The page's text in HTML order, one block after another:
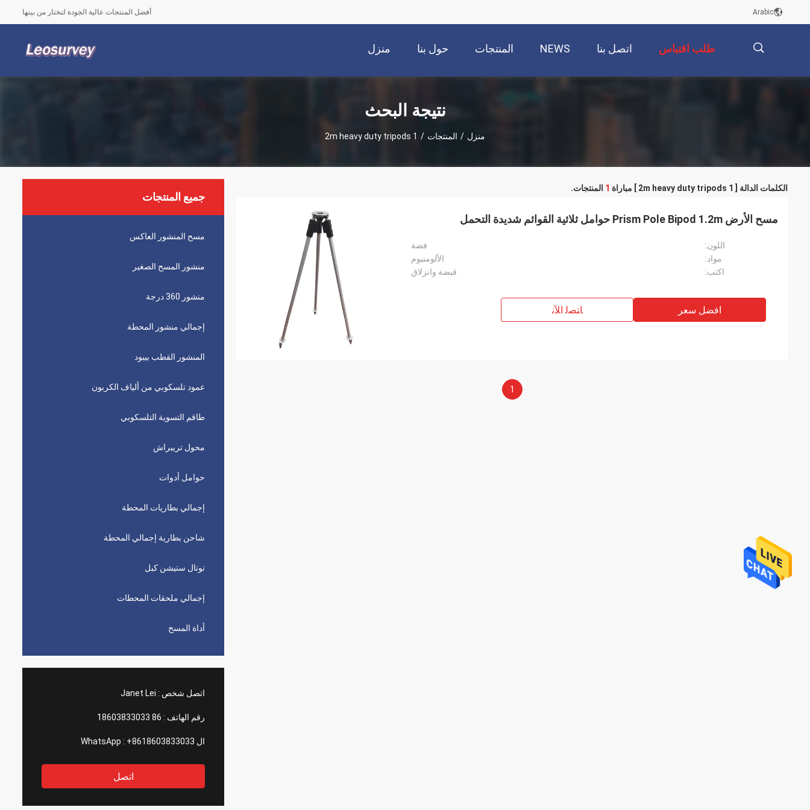
أفضل المنتجات عالية الجودة لتختار من بينها Arabic
منزل حول بنا المنتجات NEWS اتصل بنا طلب اقتباس
نتيجة البحث
منزل / المنتجات /
1 2m heavy duty tripods
جميع المنتجات
مسح المنشور العاكس
منشور المسح الصغير
منشور 360 درجة
إجمالي منشور المحطة
المنشور القطب بيبود
عمود تلسكوبي من ألياف الكربون
طاقم التسوية التلسكوبي
محول تريبراش
حوامل أدوات
إجمالي بطاريات المحطة
شاحن بطارية إجمالي المحطة
توتال ستيشن كبل
إجمالي ملحقات المحطات
أداة المسح
اتصل شخص : Janet Lei
رقم الهاتف : 86 18603833033
ال WhatsApp : +8618603833033
اتصل
الكلمات الدالة [ 1 2m heavy duty tripods ] مباراة 1 المنتجات.
مسح الأرض Prism Pole Bipod 1.2m حوامل ثلاثية القوائم شديدة التحمل
اللون:
فضة
مواد:
الألومنيوم
اكتب:
قبضة وانزلاق
افضل سعر ﺎﺘﺼﻟ ﺍﻶﻧ
1